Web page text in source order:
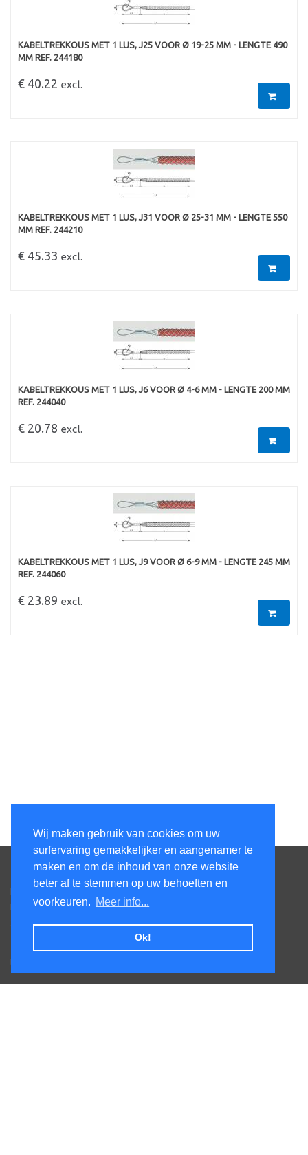
Wij maken gebruik van cookies om uw
surfervaring gemakkelijker en aangenamer te
maken en om de inhoud van onze website
beter af te stemmen op uw behoeften en
voorkeuren. Meer info...
Ok!
KABELTREKKOUS MET 1 LUS, J25 VOOR Ø 19-25 MM - LENGTE 490
MM REF. 244180
€ 40.22 excl.
KABELTREKKOUS MET 1 LUS, J31 VOOR Ø 25-31 MM - LENGTE 550
MM REF. 244210
€ 45.33 excl.
KABELTREKKOUS MET 1 LUS, J6 VOOR Ø 4-6 MM - LENGTE 200 MM
REF. 244040
€ 20.78 excl.
KABELTREKKOUS MET 1 LUS, J9 VOOR Ø 6-9 MM - LENGTE 245 MM
REF. 244060
€ 23.89 excl.
Contacteer ons
Honsdonkstraat 25A
3120 Tremelo